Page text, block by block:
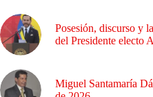
Posesión, discurso y
del Presidente electo
Miguel Santamaría